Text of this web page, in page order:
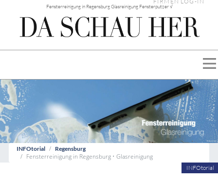
Fensterreinigung in Regensburg Glasreinigung Fensterputzer √
INFOtorial Regensburg
Fensterreinigung in Regensburg • Glasreinigung
INFOtorial